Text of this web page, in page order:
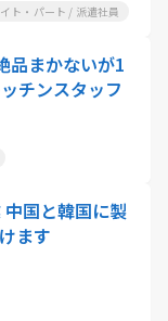
ト・パート / 派遣社員
品まかないが1
チンスタッフ
国と韓国に製
ます